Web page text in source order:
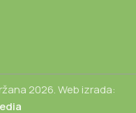
2026. Web izrada: